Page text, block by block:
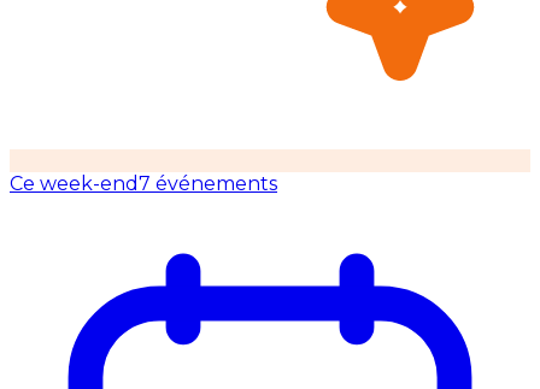
Ce week-end7 événements